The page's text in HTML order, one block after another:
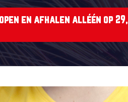
en afhalen alléén op